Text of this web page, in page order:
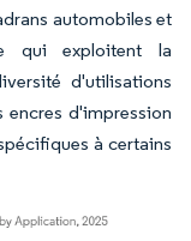
automobiles et
qui exploitent la
d'utilisations
encres d'impression
à certains